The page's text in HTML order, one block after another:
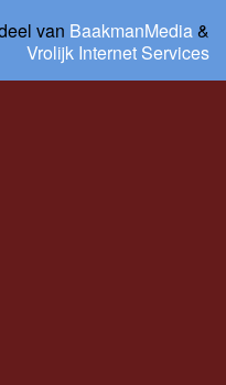
van BaakmanMedia&
Vrolijk Internet Services